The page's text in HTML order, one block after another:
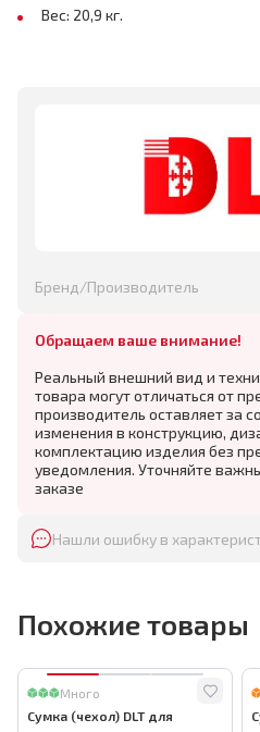
Вес: 20,9 кг.
Бренд/Производитель
Обращаем ваше внимание!
Реальный внешний вид и
товара могут отличаться от
производитель оставляет за
изменения в конструкцию,
комплектацию изделия без
уведомления. Уточняйте
заказе
Нашли ошибку в
Похожие товары
Много
Сумка (чехол) DLT для